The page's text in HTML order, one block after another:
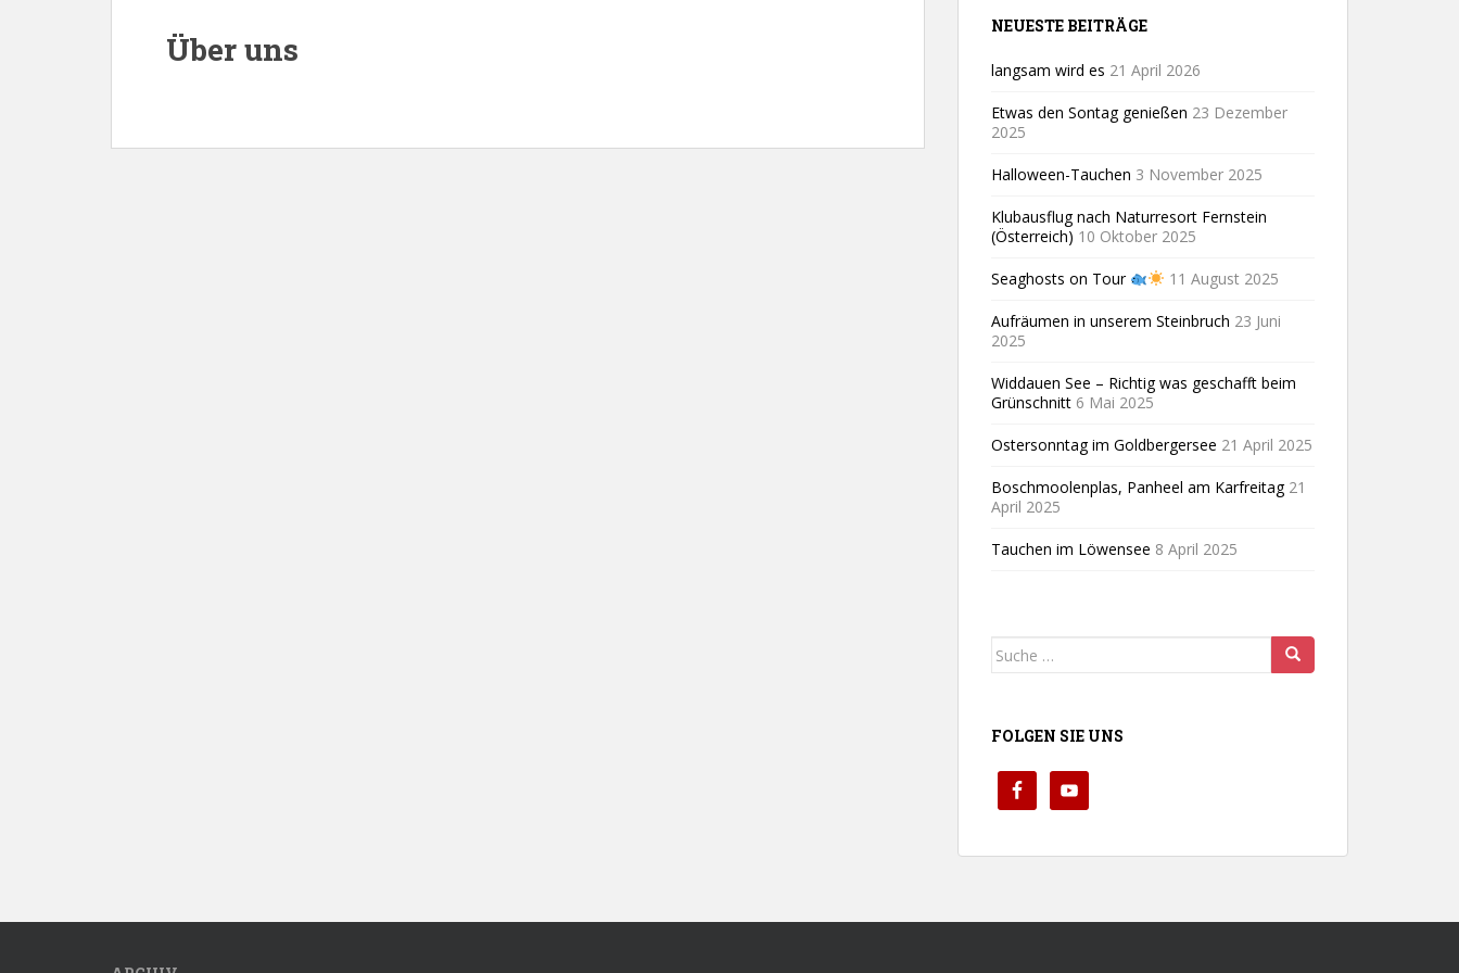
Über uns
NEUESTE BEITRÄGE
langsam wird es 21 April 2026
Etwas den Sontag genießen 23 Dezember
2025
Halloween-Tauchen 3 November 2025
Klubausflug nach Naturresort Fernstein
(Österreich) 10 Oktober 2025
Seaghosts on Tour 11 August 2025
Aufräumen in unserem Steinbruch 23 Juni
2025
Widdauen See – Richtig was geschafft beim
Grünschnitt 6 Mai 2025
Ostersonntag im Goldbergersee 21 April 2025
Boschmoolenplas, Panheel am Karfreitag 21
April 2025
Tauchen im Löwensee 8 April 2025
Suche
FOLGEN SIE UNS